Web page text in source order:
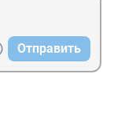
Отправить